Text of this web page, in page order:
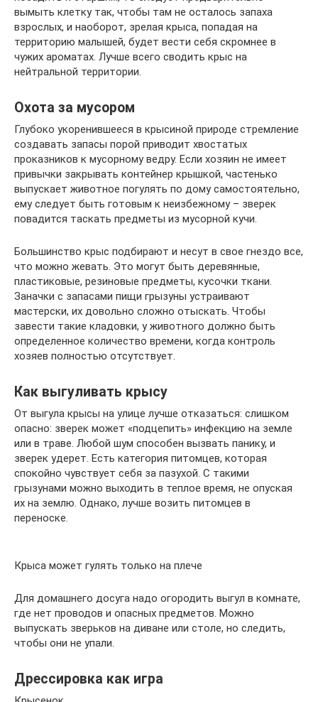
вымыть клетку так, чтобы там не осталось запаха
взрослых, и наоборот, зрелая крыса, попадая на
территорию малышей, будет вести себя скромнее в
чужих ароматах. Лучше всего сводить крыс на
нейтральной территории.
Охота за мусором
Глубоко укоренившееся в крысиной природе стремление
создавать запасы порой приводит хвостатых
проказников к мусорному ведру. Если хозяин не имеет
привычки закрывать контейнер крышкой, частенько
выпускает животное погулять по дому самостоятельно,
ему следует быть готовым к неизбежному – зверек
повадится таскать предметы из мусорной кучи.
Большинство крыс подбирают и несут в свое гнездо все,
что можно жевать. Это могут быть деревянные,
пластиковые, резиновые предметы, кусочки ткани.
Заначки с запасами пищи грызуны устраивают
мастерски, их довольно сложно отыскать. Чтобы
завести такие кладовки, у животного должно быть
определенное количество времени, когда контроль
хозяев полностью отсутствует.
Как выгуливать крысу
От выгула крысы на улице лучше отказаться: слишком
опасно: зверек может «подцепить» инфекцию на земле
или в траве. Любой шум способен вызвать панику, и
зверек удерет. Есть категория питомцев, которая
спокойно чувствует себя за пазухой. С такими
грызунами можно выходить в теплое время, не опуская
их на землю. Однако, лучше возить питомцев в
переноске.
Крыса может гулять только на плече
Для домашнего досуга надо огородить выгул в комнате,
где нет проводов и опасных предметов. Можно
выпускать зверьков на диване или столе, но следить,
чтобы они не упали.
Дрессировка как игра